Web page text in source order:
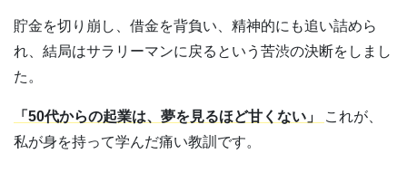
貯金を切り崩し、借金を背負い、精神的にも追い詰めら
れ、結局はサラリーマンに戻るという苦渋の決断をしまし
た。
「50代からの起業は、夢を見るほど甘くない」
これが、
私が身を持って学んだ痛い教訓です。